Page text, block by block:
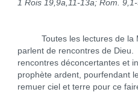
1 Rois 19,9a,11-13a; Rom.
Toutes les lectures de la
parlent de rencontres de
rencontres déconcertantes et
prophète ardent, pourfendant
remuer ciel et terre pour ce